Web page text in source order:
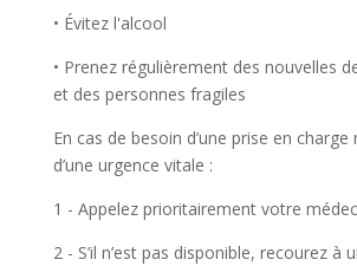
• Évitez l'alcool
• Prenez régulièrement des nouvelles
et des personnes fragiles
En cas de besoin d’une prise en
d’une urgence vitale :
1 - Appelez prioritairement votre
2 - S’il n’est pas disponible, recourez à